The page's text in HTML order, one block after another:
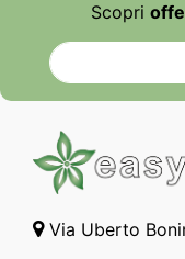
Scopri
Via Uberto